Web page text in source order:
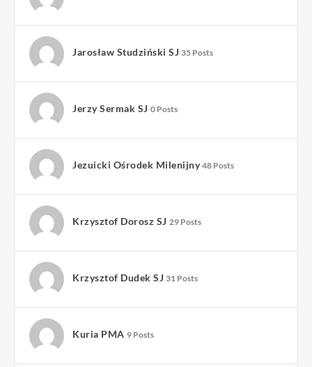
Jarosław Studziński SJ 35 Posts
Jerzy Sermak SJ 0 Posts
Jezuicki Ośrodek Milenijny 48 Posts
Krzysztof Dorosz SJ 29 Posts
Krzysztof Dudek SJ 31 Posts
Kuria PMA 9 Posts